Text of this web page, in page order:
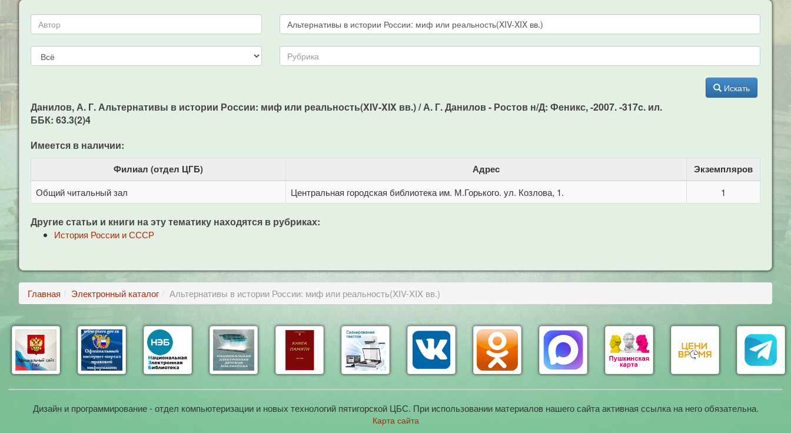
Искать
Данилов, А. Г. Альтернативы в истории России: миф или реальность(XIV-XIX вв.) / А. Г. Данилов - Ростов н/Д: Феникс, -2007. -317c. ил.
ББК: 63.3(2)4
Имеется в наличии:
Филиал (отдел ЦГБ) Адрес Экземпляров
Общий читальный зал Центральная городская библиотека им. М.Горького. ул. Козлова, 1. 1
Другие статьи и книги на эту тематику находятся в рубриках:
История России и СССР
Главная Электронный каталог Альтернативы в истории России: миф или реальность(XIV-XIX вв.)
Дизайн и программирование - отдел компьютеризации и новых технологий пятигорской ЦБС. При использовании материалов нашего сайта активная ссылка на него обязательна.
Карта сайта